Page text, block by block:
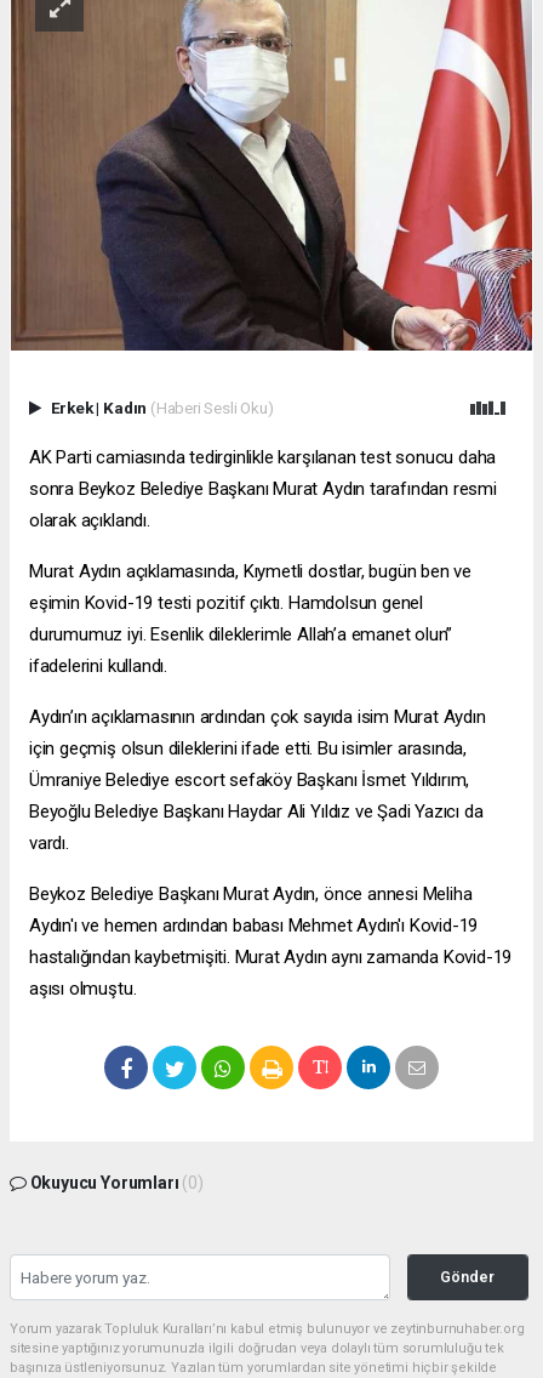
Erkek| Kadın (Haberi Sesli Oku)
AK Parti camiasında tedirginlikle karşılanan test sonucu daha
sonra Beykoz Belediye Başkanı Murat Aydın tarafından resmi
olarak açıklandı.
Murat Aydın açıklamasında, Kıymetli dostlar, bugün ben ve
eşimin Kovid-19 testi pozitif çıktı. Hamdolsun genel
durumumuz iyi. Esenlik dileklerimle Allah’a emanet olun”
ifadelerini kullandı.
Aydın’ın açıklamasının ardından çok sayıda isim Murat Aydın
için geçmiş olsun dileklerini ifade etti. Bu isimler arasında,
Ümraniye Belediye escort sefaköyBaşkanı İsmet Yıldırım,
Beyoğlu Belediye Başkanı Haydar Ali Yıldız ve Şadi Yazıcı da
vardı.
Beykoz Belediye Başkanı Murat Aydın, önce annesi Meliha
Aydın'ı ve hemen ardından babası Mehmet Aydın'ı Kovid-19
hastalığından kaybetmişiti. Murat Aydın aynı zamanda Kovid-19
aşısı olmuştu.
Okuyucu Yorumları (0)
Gönder
Yorum yazarak Topluluk Kuralları’nı kabul etmiş bulunuyor ve zeytinburnuhaber.org
sitesine yaptığınız yorumunuzla ilgili doğrudan veya dolaylı tüm sorumluluğu tek
başınıza üstleniyorsunuz. Yazılan tüm yorumlardan site yönetimi hiçbir şekilde